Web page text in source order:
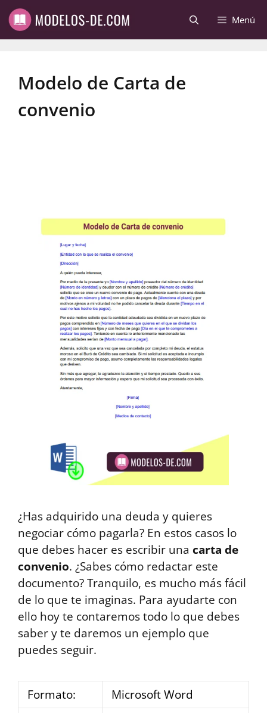
Saltar
al
contenido
Menú
Modelo de Carta de
convenio
¿Has adquirido una deuda y quieres
negociar cómo pagarla? En estos casos lo
que debes hacer es escribir una carta de
convenio. ¿Sabes cómo redactar este
documento? Tranquilo, es mucho más fácil
de lo que te imaginas. Para ayudarte con
ello hoy te contaremos todo lo que debes
saber y te daremos un ejemplo que
puedes seguir.
Formato:
Microsoft Word